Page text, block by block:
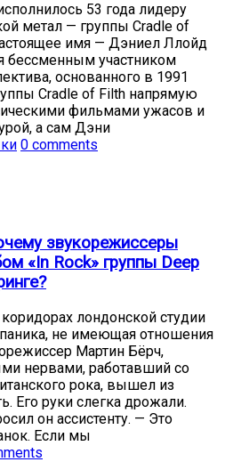
53 года лидеру
метал — группы Cradle of
имя — Дэниел Ллойд
бессменным участником
основанного в 1991
Cradle of Filth напрямую
фильмами ужасов и
а сам Дэни
0 comments
звукорежиссеры
«In Rock» группы Deep
лондонской студии
не имеющая отношения
Мартин Бёрч,
нервами, работавший со
рока, вышел из
Его руки слегка дрожали.
он ассистенту. — Это
Если мы